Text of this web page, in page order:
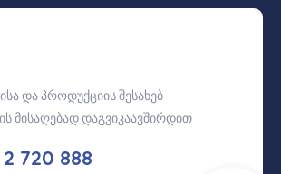
და პროდუქციის შესახებ
მისაღებად დაგვიკაავშირდით
720 888